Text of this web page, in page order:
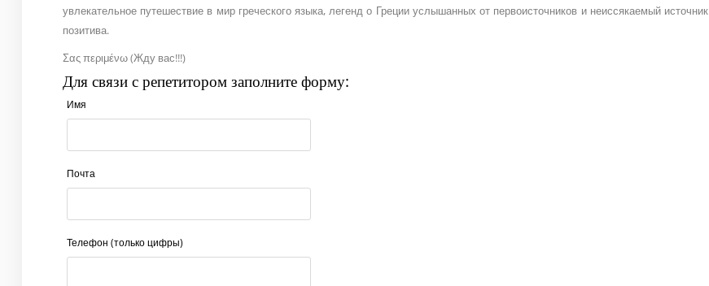
увлекательное путешествие в мир греческого языка, легенд о Греции услышанных от первоисточников и неиссякаемый источник
позитива.
Σας περιμένω (Жду вас!!!)
Для связи с репетитором заполните форму:
Имя
Почта
Телефон (только цифры)